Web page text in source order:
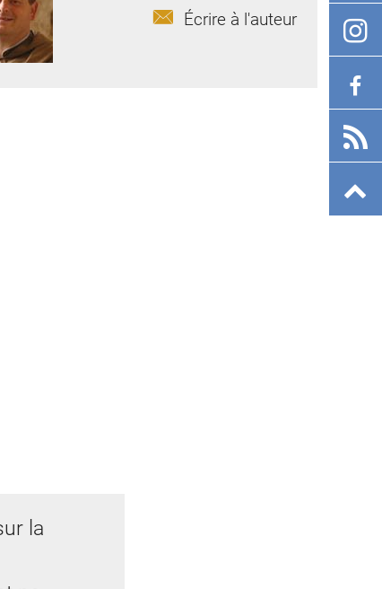
Écrire à l'auteur
la